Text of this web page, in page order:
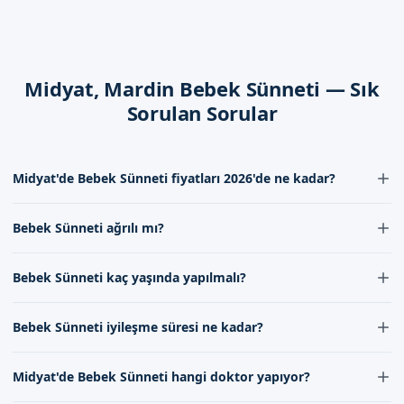
hayatlarına nhanh bir şekilde dönmelerine olanak tanır.
Bebeklerin sağlık durumu yakından takip edilir ve gerekli
ağrı hissetmemesi için gerekli önlemleri almak ve bebeklerin
tanımak yer alır.
Mardin Midyat'de Sizi Bekliyoruz
Sünnetçim olarak yıllardır hizmet vermekteyiz. Randevu
Midyat, Mardin Bebek Sünneti — Sık
Sorulan Sorular
Midyat'de Bebek Sünneti fiyatları 2026'de ne kadar?
kalitesine göre değişmekle birlikte, bizim ekibimiz ile iletişime
aileye uygun ve sağlık standartlarına uygun hizmet sunmaktır.
Bebek Sünneti ağrılı mı?
olabilir, ancak bizim uzman kadromuz tarafından uygulanan
sağlar. İşlem sırasında ve sonrasında ağrı yönetimi için gerekli
önlemler alınır.
Bebek Sünneti kaç yaşında yapılmalı?
ancak bizim doktorumuz ile yapılan değerlendirme sonrasında,
zaman belirlenir. Her bebek farklıdır ve bu nedenle
kişiselleştirilmiş bir yaklaşım uygulanır.
Bebek Sünneti iyileşme süresi ne kadar?
tamamlanır, ancak tam iyileşme 7-10 gün sürebilir. Bizim ekibimiz,
Midyat'de Bebek Sünneti hangi doktor yapıyor?